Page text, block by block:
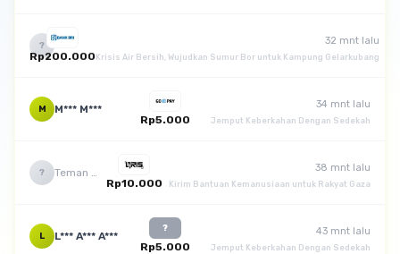
?
Rp200.000
32 mnt lalu
Krisis Air Bersih, Wujudkan Sumur Bor untuk Kampung Gelarkubang
M
M*** M***
Rp5.000
34 mnt lalu
Jemput Keberkahan Dengan Sedekah
?
Teman Sedekah
Rp10.000
38 mnt lalu
Kirim Bantuan Kemanusiaan untuk Rakyat Gaza
L L*** A*** A***
?
Rp5.000
43 mnt lalu
Jemput Keberkahan Dengan Sedekah